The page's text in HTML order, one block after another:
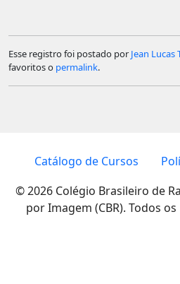
Esse registro foi postado por Jean Lucas
favoritos o permalink.
Catálogo de Cursos
© 2026 Colégio Brasileiro de
por Imagem (CBR). Todos